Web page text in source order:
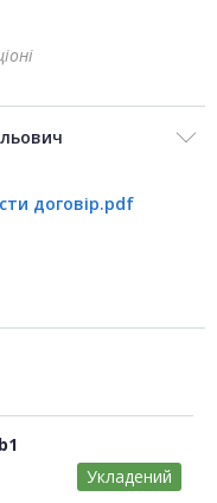
договір.pdf
Укладений